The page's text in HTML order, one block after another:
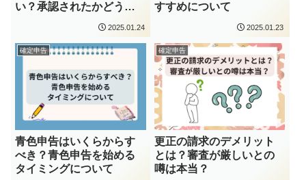
い？承認されたかどうか
2025.01.24
すすめについて
2025.01.23
確定申告
青色申告はいくらからす
べき？青色申告を始める
タイミングについて
確定申告
更正の請求のデメリット
とは？審査が厳しいとの
噂は本当？